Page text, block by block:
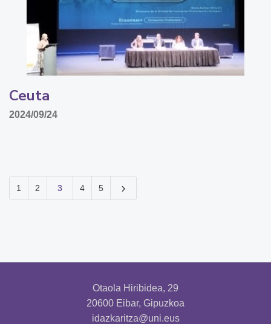
Ceuta
2024/09/24
1 2 3 4 5
Otaola Hiribidea, 29
20600 Eibar, Gipuzkoa
idazkaritza@uni.eus